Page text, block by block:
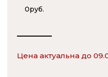
0руб.
Цена актуальна до